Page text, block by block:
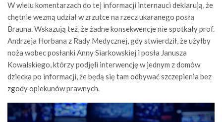
W wielu komentarzach do tej informacji internauci deklarują, że
chętnie wezmą udział w zrzutce na rzecz ukaranego posła
Brauna. Wskazują też, że żadne konsekwencje nie spotkały prof.
Andrzeja Horbana z Rady Medycznej, gdy stwierdził, że użyłby
noża wobec posłanki Anny Siarkowskiej i posła Janusza
Kowalskiego, którzy podjęli interwencję w jednym z domów
dziecka po informacji, że będą się tam odbywać szczepienia bez
zgody opiekunów prawnych.